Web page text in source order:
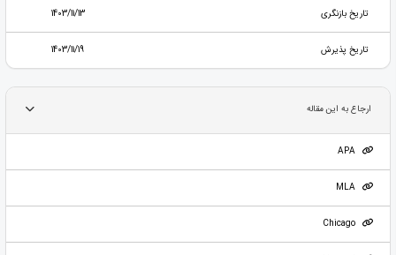
تاریخ بازنگری 1403/11/13
تاریخ پذیرش 1403/11/19
ارجاع به این مقاله
APA
MLA
Chicago